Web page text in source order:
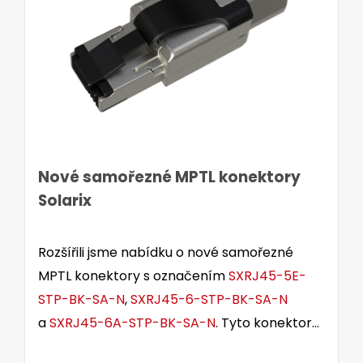
Nové samořezné MPTL konektory
Solarix
Rozšířili jsme nabídku o nové samořezné
MPTL konektory s označenímSXRJ45-5E-
STP-BK-SA-N,SXRJ45-6-STP-BK-SA-N
aSXRJ45-6A-STP-BK-SA-N. Tyto konektory